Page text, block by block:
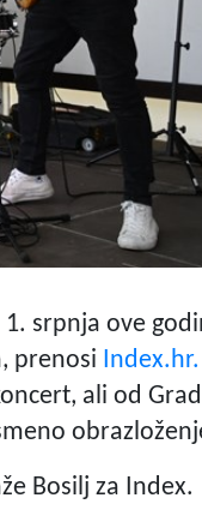
srpnja ove
prenosi Index.hr.
ali od
Bosilj za Index.